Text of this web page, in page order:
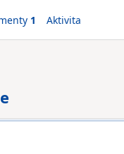
1 Aktivita